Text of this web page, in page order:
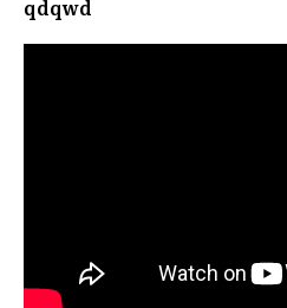
qdqwd